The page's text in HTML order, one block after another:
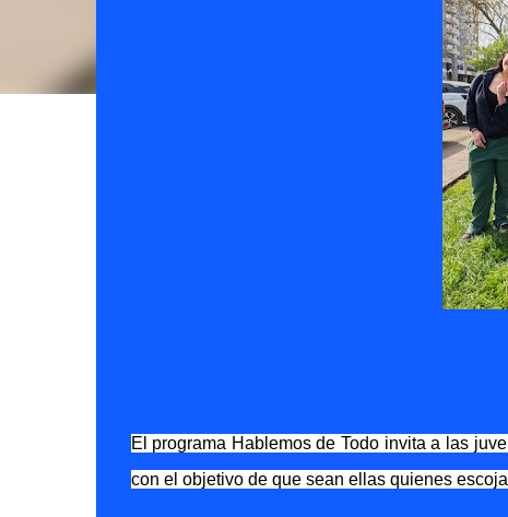
El programa Hablemos de Todo invita a las
con el objetivo de que sean ellas quienes